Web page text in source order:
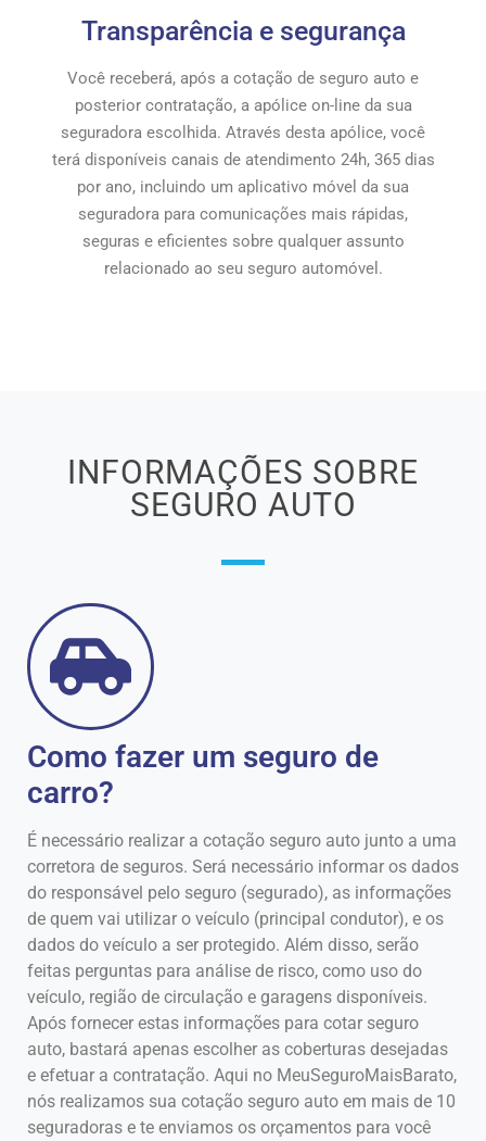
Transparência e segurança
Você receberá, após a cotação de seguro auto e
posterior contratação, a apólice on-line da sua
seguradora escolhida. Através desta apólice, você
terá disponíveis canais de atendimento 24h, 365 dias
por ano, incluindo um aplicativo móvel da sua
seguradora para comunicações mais rápidas,
seguras e eficientes sobre qualquer assunto
relacionado ao seu seguro automóvel.
INFORMAÇÕES SOBRE
SEGURO AUTO
Como fazer um seguro de
carro?
É necessário realizar a cotação seguro auto junto a uma
corretora de seguros. Será necessário informar os dados
do responsável pelo seguro (segurado), as informações
de quem vai utilizar o veículo (principal condutor), e os
dados do veículo a ser protegido. Além disso, serão
feitas perguntas para análise de risco, como uso do
veículo, região de circulação e garagens disponíveis.
Após fornecer estas informações para cotar seguro
auto, bastará apenas escolher as coberturas desejadas
e efetuar a contratação. Aqui no MeuSeguroMaisBarato,
nós realizamos sua cotação seguro auto em mais de 10
seguradoras e te enviamos os orçamentos para você